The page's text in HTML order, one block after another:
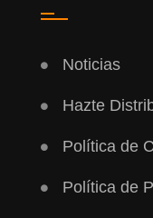
Noticias
Hazte
Política de
Política de